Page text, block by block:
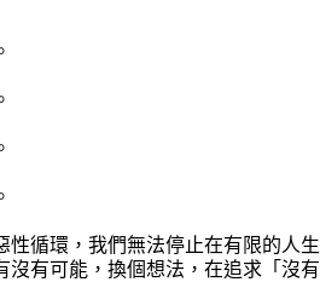
性循環，我們無法停止在有限的人
沒有可能，換個想法，在追求「沒